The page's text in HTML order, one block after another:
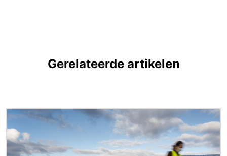
Gerelateerde artikelen
Afbeelding